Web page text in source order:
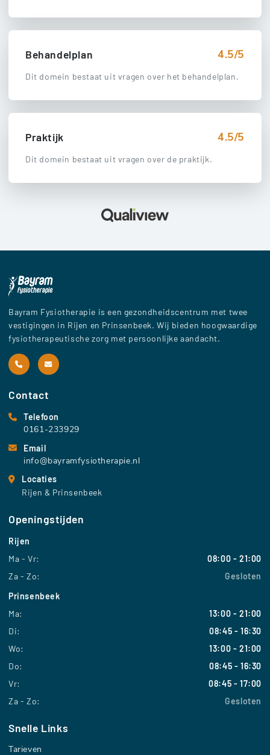
Behandelplan 4.5/5
Dit domein bestaat uit vragen over het behandelplan.
Praktijk 4.5/5
Dit domein bestaat uit vragen over de praktijk.
Bayram Fysiotherapie is een gezondheidscentrum met twee
vestigingen in Rijen en Prinsenbeek. Wij bieden hoogwaardige
fysiotherapeutische zorg met persoonlijke aandacht.
Contact
Telefoon
0161-233929
Email
info@bayramfysiotherapie.nl
Locaties
Rijen & Prinsenbeek
Openingstijden
Rijen
Ma - Vr:
08:00 - 21:00
Za - Zo:
Gesloten
Prinsenbeek
Ma:
13:00 - 21:00
Di:
08:45 - 16:30
Wo:
13:00 - 21:00
Do:
08:45 - 16:30
Vr:
08:45 - 17:00
Za - Zo:
Gesloten
Snelle Links
Tarieven